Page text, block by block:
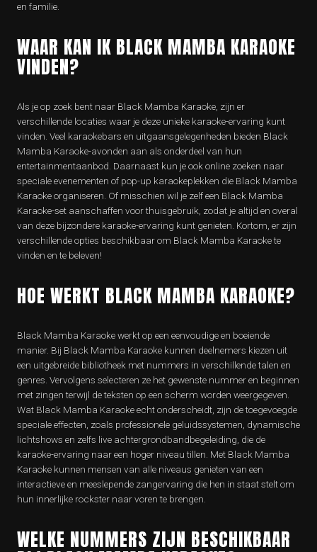
en familie.
WAAR KAN IK BLACK MAMBA KARAOKE
VINDEN?
Als je op zoek bent naar Black Mamba Karaoke, zijn er
verschillende locaties waar je deze unieke karaoke-ervaring kunt
vinden. Veel karaokebars en uitgaansgelegenheden bieden Black
Mamba Karaoke-avonden aan als onderdeel van hun
entertainmentaanbod. Daarnaast kun je ook online zoeken naar
speciale evenementen of pop-up karaokeplekken die Black Mamba
Karaoke organiseren. Of misschien wil je zelf een Black Mamba
Karaoke-set aanschaffen voor thuisgebruik, zodat je altijd en overal
van deze bijzondere karaoke-ervaring kunt genieten. Kortom, er zijn
verschillende opties beschikbaar om Black Mamba Karaoke te
vinden en te beleven!
HOE WERKT BLACK MAMBA KARAOKE?
Black Mamba Karaoke werkt op een eenvoudige en boeiende
manier. Bij Black Mamba Karaoke kunnen deelnemers kiezen uit
een uitgebreide bibliotheek met nummers in verschillende talen en
genres. Vervolgens selecteren ze het gewenste nummer en beginnen
met zingen terwijl de teksten op een scherm worden weergegeven.
Wat Black Mamba Karaoke echt onderscheidt, zijn de toegevoegde
speciale effecten, zoals professionele geluidssystemen, dynamische
lichtshows en zelfs live achtergrondbandbegeleiding, die de
karaoke-ervaring naar een hoger niveau tillen. Met Black Mamba
Karaoke kunnen mensen van alle niveaus genieten van een
interactieve en meeslepende zangervaring die hen in staat stelt om
hun innerlijke rockster naar voren te brengen.
WELKE NUMMERS ZIJN BESCHIKBAAR